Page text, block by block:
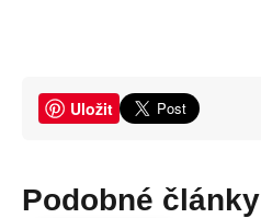
Uložit
Podobné články